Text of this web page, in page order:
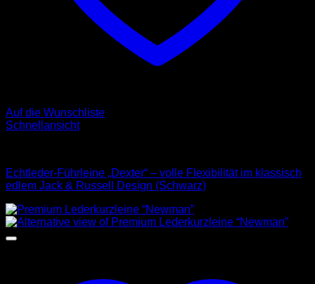
Auf die Wunschliste
Schnellansicht
Echtleder-Führleine „Dexter“ – volle Flexibilität im klassisch
edlem Jack & Russell Design (Schwarz)